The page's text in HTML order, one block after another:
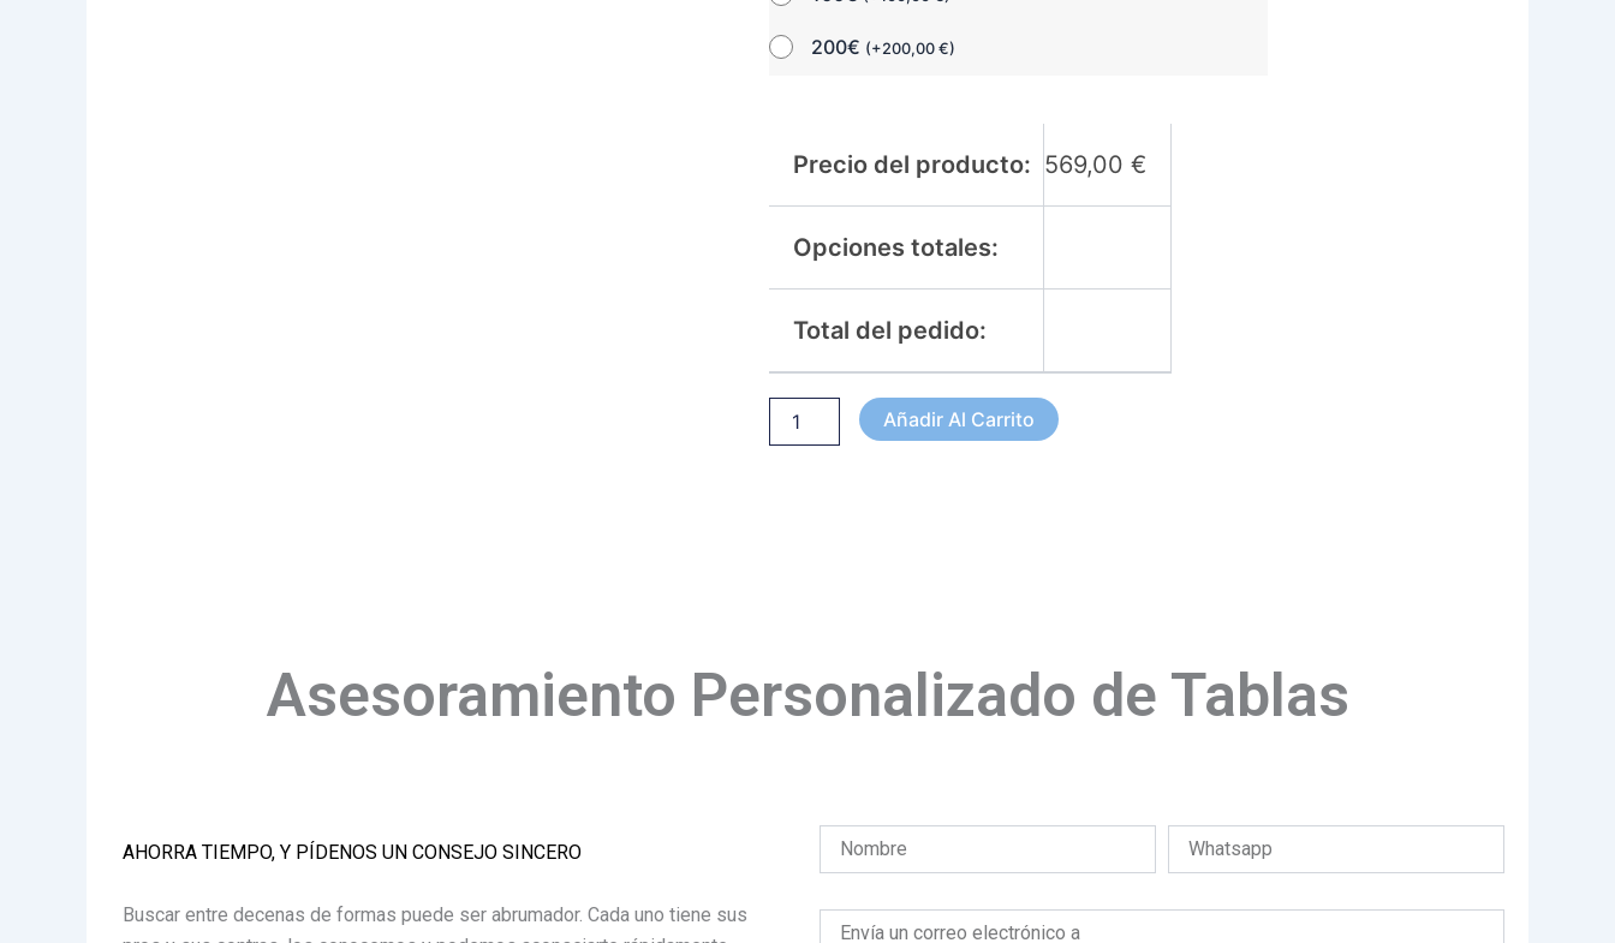
200€ (+200,00€)
Precio del producto: 569,00€
Opciones totales:
Total del pedido:
Añadir Al Carrito
Asesoramiento Personalizado de Tablas
AHORRA TIEMPO, Y PÍDENOS UN CONSEJO SINCERO
Buscar entre decenas de formas puede ser abrumador. Cada uno tiene sus